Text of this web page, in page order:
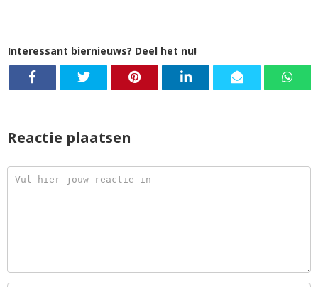
Interessant biernieuws? Deel het nu!
Reactie plaatsen